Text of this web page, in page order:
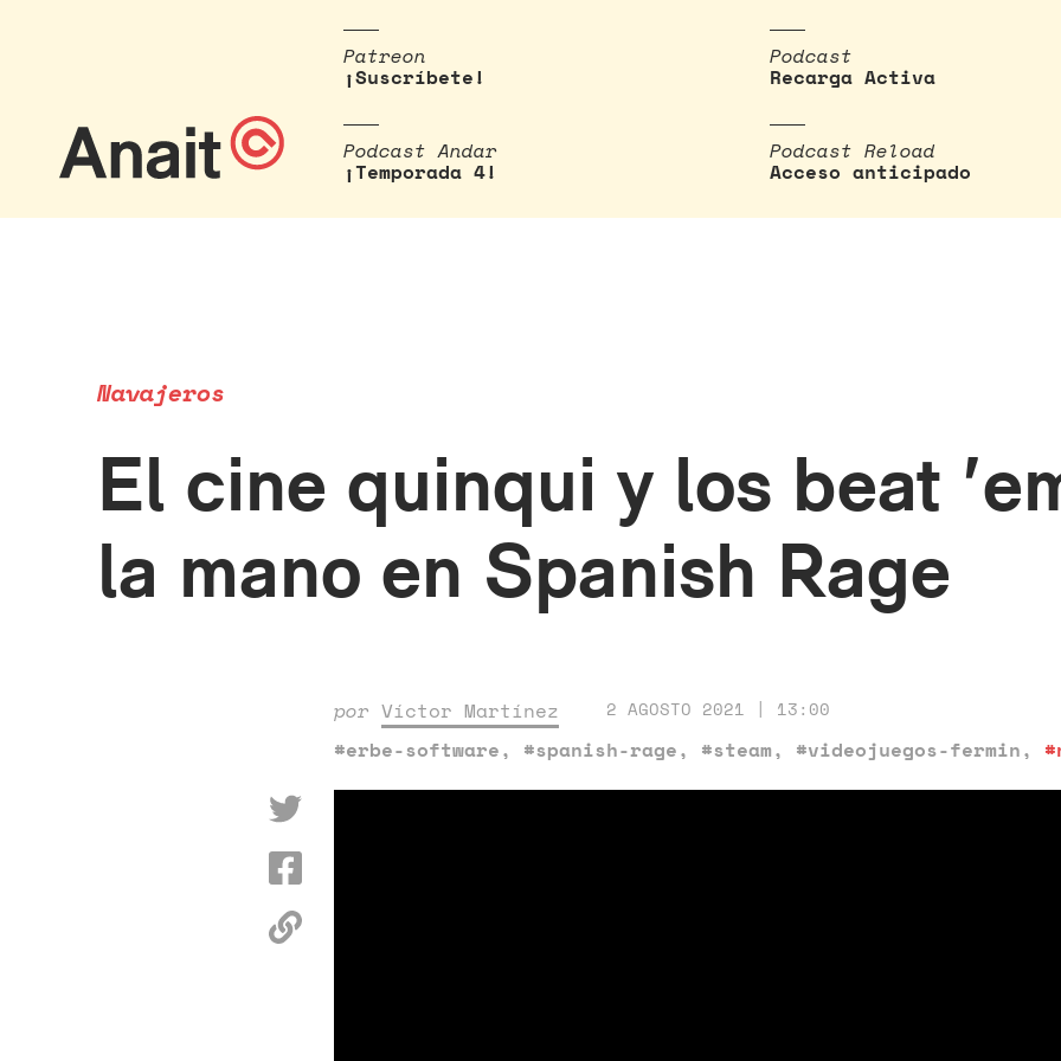
Patreon
¡Suscríbete!
Podcast
Recarga Activa
Podcast Andar
¡Temporada 4!
Podcast Reload
Acceso anticipado
Navajeros
El cine quinqui y los beat
la mano en Spanish Rage
por Víctor Martínez 2 AGOSTO 2021 | 13:00
#erbe-software, #spanish-rage, #steam, #videojuegos-fermin,